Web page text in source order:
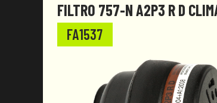
FILTRO 757-N A2P3 R D
FA1537